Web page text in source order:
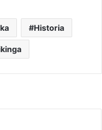
Historia